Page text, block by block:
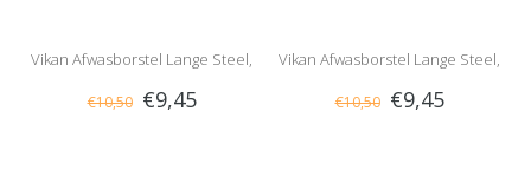
Vikan Afwasborstel Lange Steel,
Hard, Roze
€10,50 €9,45
Vikan Afwasborstel Lange Steel,
Hard, Groen
€10,50 €9,45